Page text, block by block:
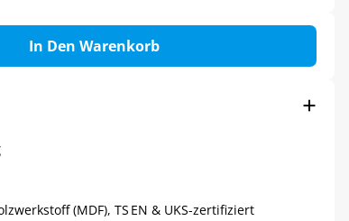
In Den Warenkorb
(MDF), TS EN & UKS-zertifiziert